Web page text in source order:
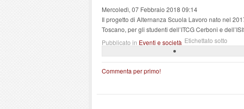
Mercoledì, 07 Febbraio 2018 09:14
Il progetto di Alternanza Scuola Lavoro nato nel
Toscano, per gli studenti dell’ITCG Cerboni e
Pubblicato in Eventi e società Etichettato sotto
Commenta per primo!